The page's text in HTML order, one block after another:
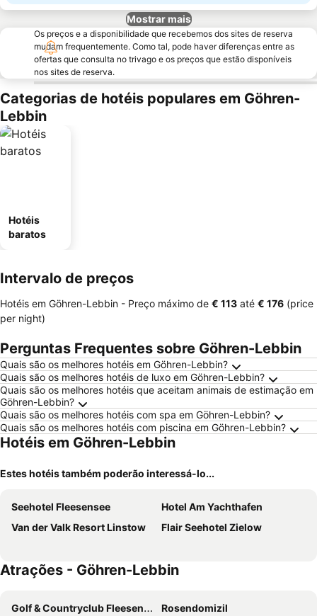
Mostrar mais
Os preços e a disponibilidade que recebemos dos sites de reserva
mudam frequentemente. Como tal, pode haver diferenças entre as
ofertas que consulta no trivago e os preços que estão disponíveis
nos sites de reserva.
Categorias de hotéis populares em Göhren-
Lebbin
Hotéis
baratos
Intervalo de preços
Hotéis em Göhren-Lebbin - Preço máximo de ‎€ 113 até ‎€ 176 (price
per night)
Perguntas Frequentes sobre Göhren-Lebbin
Quais são os melhores hotéis em Göhren-Lebbin?
Quais são os melhores hotéis de luxo em Göhren-Lebbin?
Quais são os melhores hotéis que aceitam animais de estimação em
Göhren-Lebbin?
Quais são os melhores hotéis com spa em Göhren-Lebbin?
Quais são os melhores hotéis com piscina em Göhren-Lebbin?
Hotéis em Göhren-Lebbin
Estes hotéis também poderão interessá-lo...
Seehotel Fleesensee
Hotel Am Yachthafen
Van der Valk Resort Linstow
Flair Seehotel Zielow
Atrações - Göhren-Lebbin
Golf & Countryclub Fleesensee
Rosendomizil